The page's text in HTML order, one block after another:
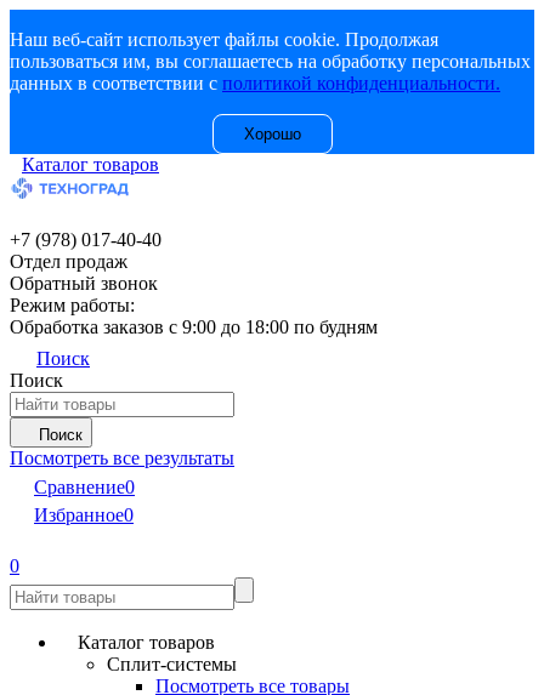
Наш веб-сайт использует файлы cookie. Продолжая
пользоваться им, вы соглашаетесь на обработку персональных
данных в соответствии с политикой конфиденциальности.
Хорошо
Каталог товаров
+7 (978) 017-40-40
Отдел продаж
Обратный звонок
Режим работы:
Обработка заказов с 9:00 до 18:00 по будням
Поиск
Поиск
Поиск
Посмотреть все результаты
Сравнение0
Избранное0
0
Каталог товаров
Сплит-системы
Посмотреть все товары